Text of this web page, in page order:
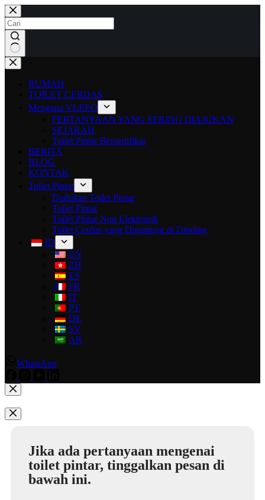
RUMAH
TOILET CERDAS
Mengapa VLEEO
PERTANYAAN YANG SERING DIAJUKAN
SEJARAH
Toilet Pintar Bersertifikat
BERITA
BLOG
KONTAK
Toilet Pintar
Dudukan Toilet Pintar
Toilet Pintar
Toilet Pintar Non Elektronik
Toilet Cerdas yang Digantung di Dinding
ID
EN
ZH
ES
FR
IT
PT
DE
SV
AR
WhatsApp
Jika ada pertanyaan mengenai
toilet pintar, tinggalkan pesan di
bawah ini.